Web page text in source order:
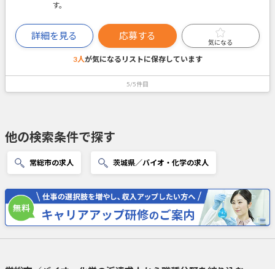
す。
詳細を見る 応募する
気になる
3人が気になるリストに保存しています
5/5件目
他の検索条件で探す
常総市の求人 茨城県／バイオ・化学の求人